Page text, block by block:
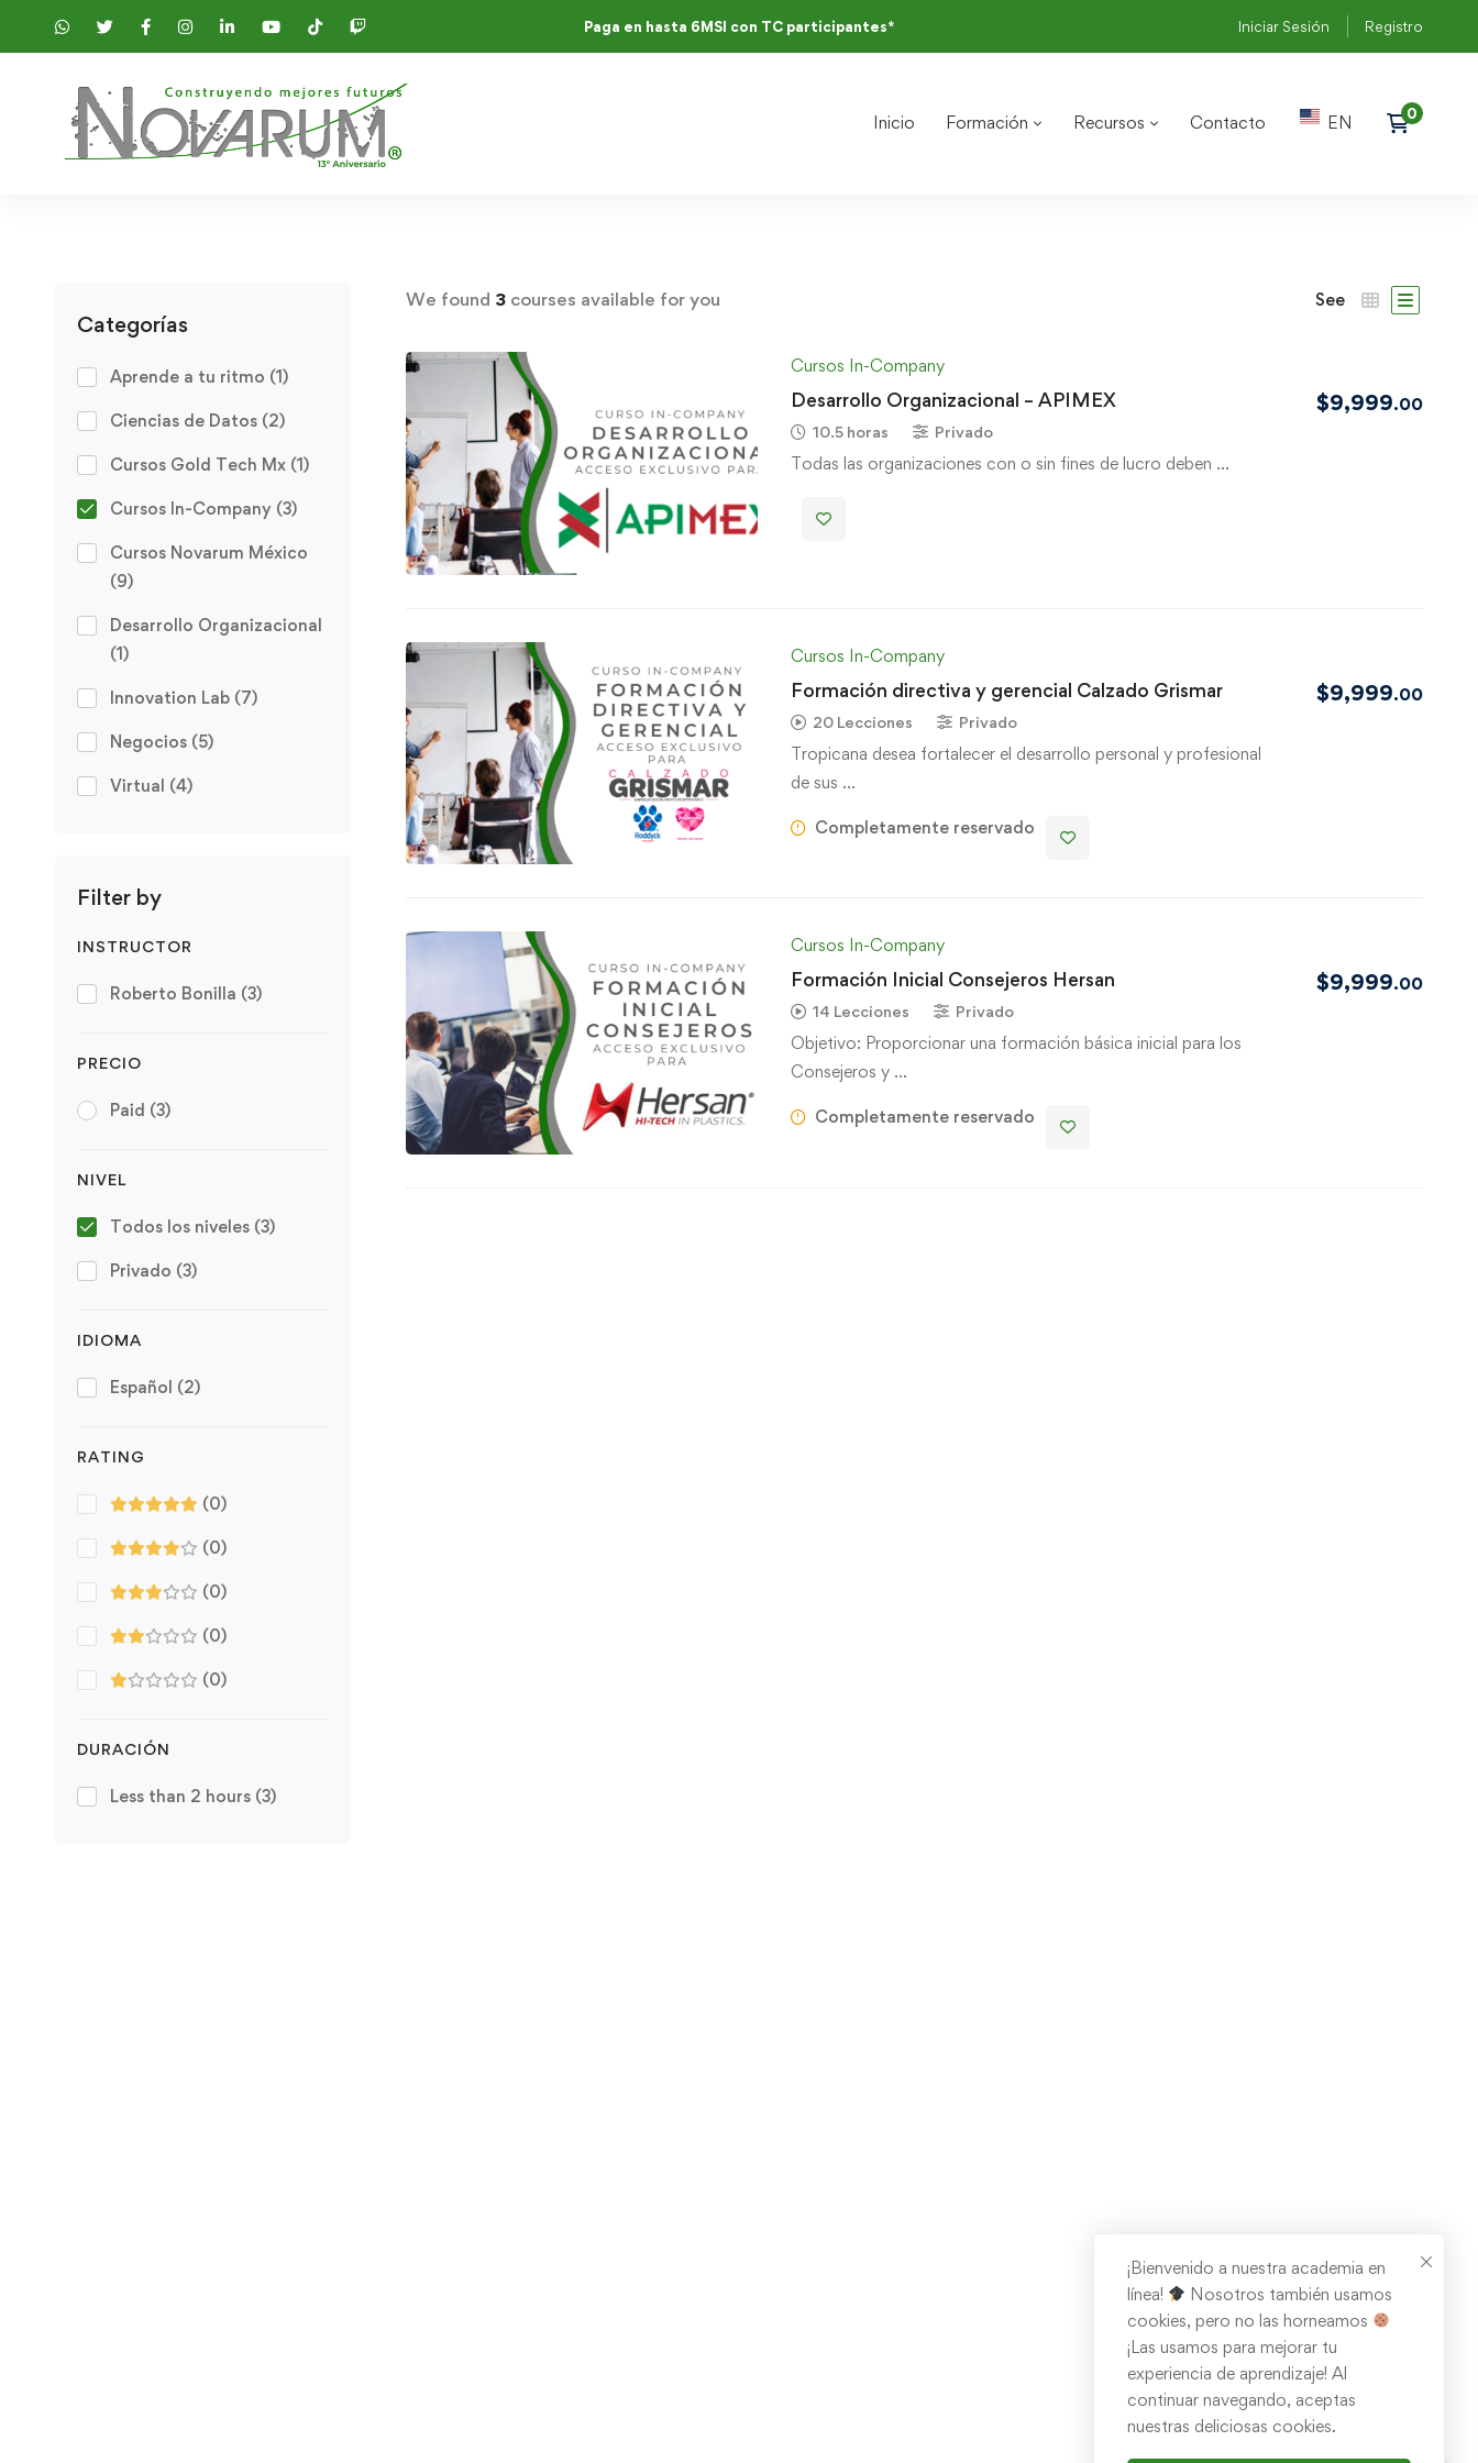
Paga en hasta 6MSI con TC participantes* Iniciar Sesión Registro
Inicio Formación Recursos Contacto EN
Categorías
Aprende a tu ritmo (1)
Ciencias de Datos (2)
Cursos Gold Tech Mx (1)
Cursos In-Company (3)
Cursos Novarum México
(9)
Desarrollo Organizacional
(1)
Innovation Lab (7)
Negocios (5)
Virtual (4)
Filter by
INSTRUCTOR
Roberto Bonilla (3)
PRECIO
Paid (3)
NIVEL
Todos los niveles (3)
Privado (3)
IDIOMA
Español (2)
RATING
(0)
(0)
(0)
(0)
(0)
DURACIÓN
Less than 2 hours (3)
We found 3courses available for you See
Cursos In-Company
Desarrollo Organizacional – APIMEX
10.5 horas Privado
Todas las organizaciones con o sin fines de lucro deben …
$9,999.00
Cursos In-Company
Formación directiva y gerencial Calzado Grismar
20 Lecciones Privado
Tropicana desea fortalecer el desarrollo personal y profesional
de sus …
$9,999.00
Completamente reservado
Cursos In-Company
Formación Inicial Consejeros Hersan
14 Lecciones Privado
Objetivo: Proporcionar una formación básica inicial para los
Consejeros y …
$9,999.00
Completamente reservado
¡Bienvenido a nuestra academia en
línea!
Nosotros también usamos
cookies, pero no las horneamos
¡Las usamos para mejorar tu
experiencia de aprendizaje! Al
continuar navegando, aceptas
nuestras deliciosas cookies.